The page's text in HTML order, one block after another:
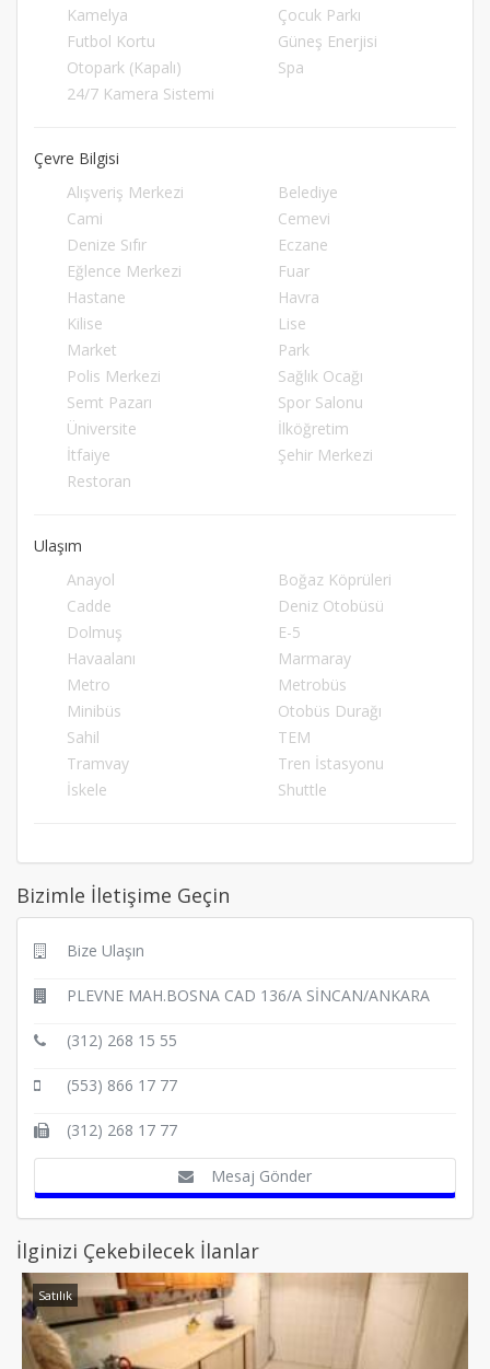
Kamelya
Çocuk Parkı
Futbol Kortu
Güneş Enerjisi
Otopark (Kapalı)
Spa
24/7 Kamera Sistemi
Çevre Bilgisi
Alışveriş Merkezi
Belediye
Cami
Cemevi
Denize Sıfır
Eczane
Eğlence Merkezi
Fuar
Hastane
Havra
Kilise
Lise
Market
Park
Polis Merkezi
Sağlık Ocağı
Semt Pazarı
Spor Salonu
Üniversite
İlköğretim
İtfaiye
Şehir Merkezi
Restoran
Ulaşım
Anayol
Boğaz Köprüleri
Cadde
Deniz Otobüsü
Dolmuş
E-5
Havaalanı
Marmaray
Metro
Metrobüs
Minibüs
Otobüs Durağı
Sahil
TEM
Tramvay
Tren İstasyonu
İskele
Shuttle
Bizimle İletişime Geçin
Bize Ulaşın
PLEVNE MAH.BOSNA CAD 136/A SİNCAN/ANKARA
(312) 268 15 55
(553) 866 17 77
(312) 268 17 77
Mesaj Gönder
İlginizi Çekebilecek İlanlar
Satılık